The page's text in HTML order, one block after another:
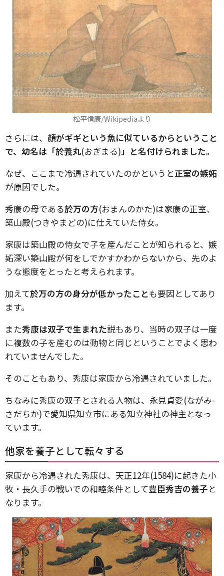
松平信康/Wikipediaより
さらには、 顔がギギという魚に似ているからということ
で、幼名は「於義丸(おぎまる)」と名付けられました。
なぜ、ここまで冷遇されていたのかというと正室の嫉妬
が原因でした。
秀康の母である於万の方(おまんのかた)は家康の正室、
築山殿(つきやまどの)に仕えていた侍女。
家康は築山殿の侍女で子を産んだことが知られると、嫉
妬深い築山殿が何をしでかすかわからないから、先のよ
うな態度をとったと考えられます。
加えて於万の方の身分が低かったことも要因としてあり
ます。
また秀康は双子で生まれた説もあり、当時の双子は一度
に複数の子を産むのは動物と同じということでよく思わ
れていませんでした。
そのこともあり、秀康は家康から冷遇されていました。
ちなみに秀康の双子とされる人物は、永見貞愛(ながみ-
さだちか)で愛知県知立市にある知立神社の神主となっ
ています。
他家を養子として転々する
家康から冷遇された秀康は、天正12年(1584)に起きた小
牧・長久手の戦いでの和睦条件として豊臣秀吉の養子と
なります。